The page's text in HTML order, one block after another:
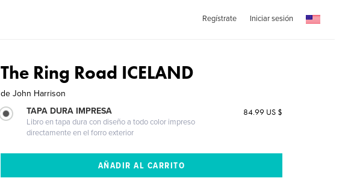
Regístrate Iniciar sesión
The Ring Road ICELAND
de John Harrison
TAPA DURA IMPRESA
Libro en tapa dura con diseño a todo color impreso
directamente en el forro exterior
84.99 US $